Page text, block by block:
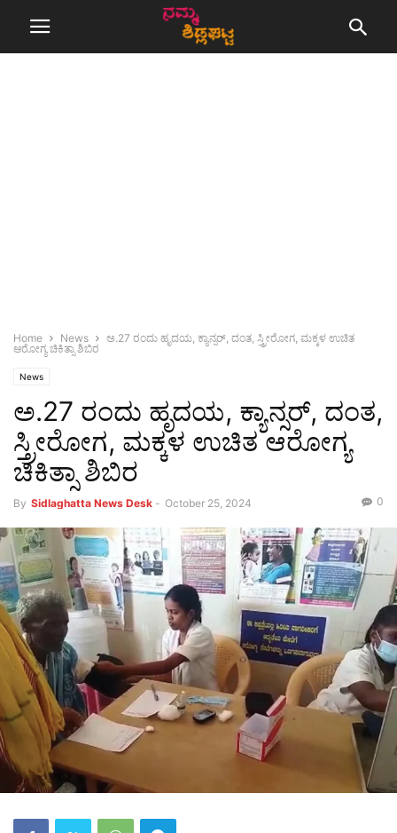
Home News
ಅ.27 ರಂದು ಹೃದಯ, ಕ್ಯಾನ್ಸರ್, ದಂತ, ಸ್ತ್ರೀರೋಗ, ಮಕ್ಕಳ ಉಚಿತ
ಆರೋಗ್ಯ ಚಿಕಿತ್ಸಾ ಶಿಬಿರ
News
ಅ.27 ರಂದು ಹೃದಯ, ಕ್ಯಾನ್ಸರ್, ದಂತ,
ಸ್ತ್ರೀರೋಗ, ಮಕ್ಕಳ ಉಚಿತ ಆರೋಗ್ಯ
ಚಿಕಿತ್ಸಾ ಶಿಬಿರ
By Sidlaghatta News Desk - October 25, 2024 0